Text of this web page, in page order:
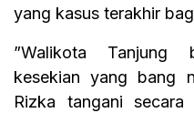
yang kasus terakhir
”Walikota Tanjung
kesekian yang bang
Rizka tangani